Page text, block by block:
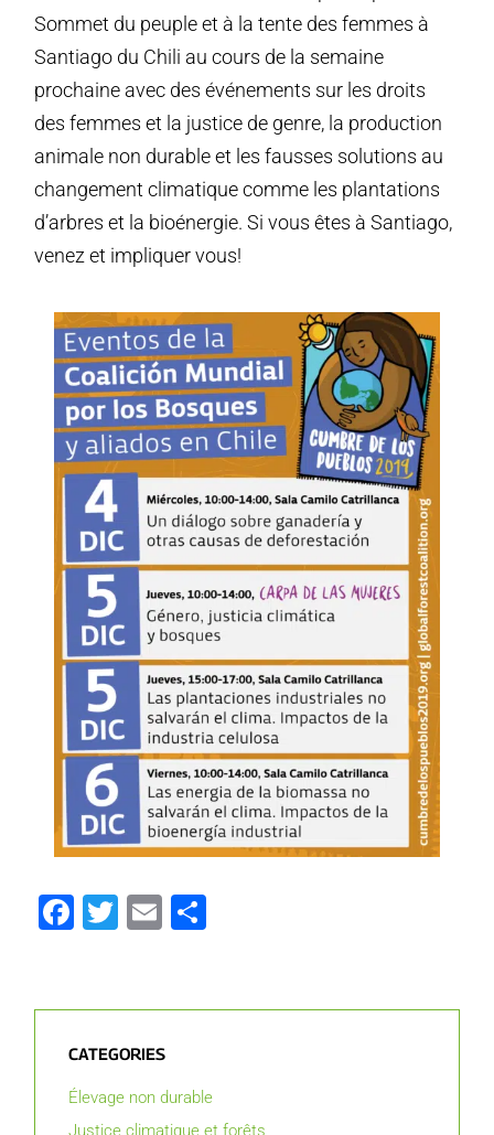
Sommet du peuple et à la tente des femmes à
Santiago du Chili au cours de la semaine
prochaine avec des événements sur les droits
des femmes et la justice de genre, la production
animale non durable et les fausses solutions au
changement climatique comme les plantations
d’arbres et la bioénergie. Si vous êtes à Santiago,
venez et impliquer vous!
Facebook
Twitter
Email
CATEGORIES
Élevage non durable
Justice climatique et forêts